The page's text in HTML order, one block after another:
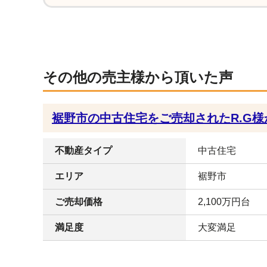
その他の売主様から頂いた声
裾野市の中古住宅をご売却されたR.G
不動産タイプ 中古住宅
エリア 裾野市
ご売却価格 2,100万円台
満足度 大変満足